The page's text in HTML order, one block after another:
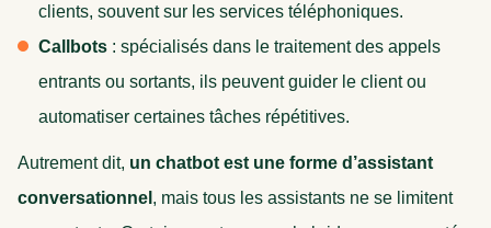
clients, souvent sur les services téléphoniques.
Callbots : spécialisés dans le traitement des appels
entrants ou sortants, ils peuvent guider le client ou
automatiser certaines tâches répétitives.
Autrement dit, un chatbot est une forme d’assistant
conversationnel , mais tous les assistants ne se limitent